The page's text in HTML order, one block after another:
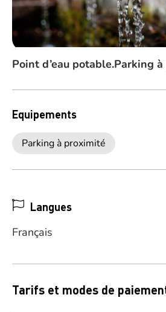
Point d’eau potable.Parking
Equipements
Parking à proximité
Langues
Français
Tarifs et modes de